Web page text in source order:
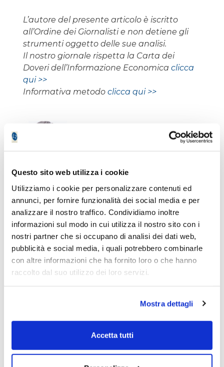
Questo sito web utilizza i cookie
Utilizziamo i cookie per personalizzare contenuti ed
annunci, per fornire funzionalità dei social media e per
analizzare il nostro traffico. Condividiamo inoltre
informazioni sul modo in cui utilizza il nostro sito con i
nostri partner che si occupano di analisi dei dati web,
pubblicità e social media, i quali potrebbero combinarle
con altre informazioni che ha fornito loro o che hanno
raccolto dal suo utilizzo dei loro servizi.
Mostra dettagli
Accetta tutti
L’autore del presente articolo è iscritto
all’Ordine dei Giornalisti e non detiene gli
strumenti oggetto delle sue analisi.
Il nostro giornale rispetta la Carta dei
Doveri dell’Informazione Economica clicca
qui >>
Informativa metodo clicca qui >>
Gli ultimi articoli di
Virginio Frigieri
Piano Bar : Quadro Tecnico del 2025-07-
Piano